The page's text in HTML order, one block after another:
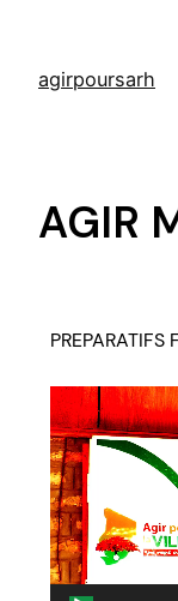
agirpoursarh
AGIR
PREPARATIFS
Lecteur
vidéo